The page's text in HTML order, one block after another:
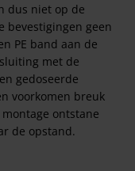
dus niet op de
bevestigingen geen
PE band aan de
met de
gedoseerde
voorkomen breuk
ontstane
de opstand.